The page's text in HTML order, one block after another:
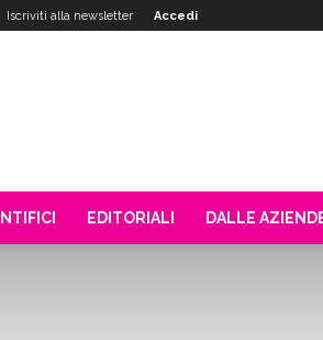
Iscriviti alla newsletter Accedi
EDITORIALI DALLE